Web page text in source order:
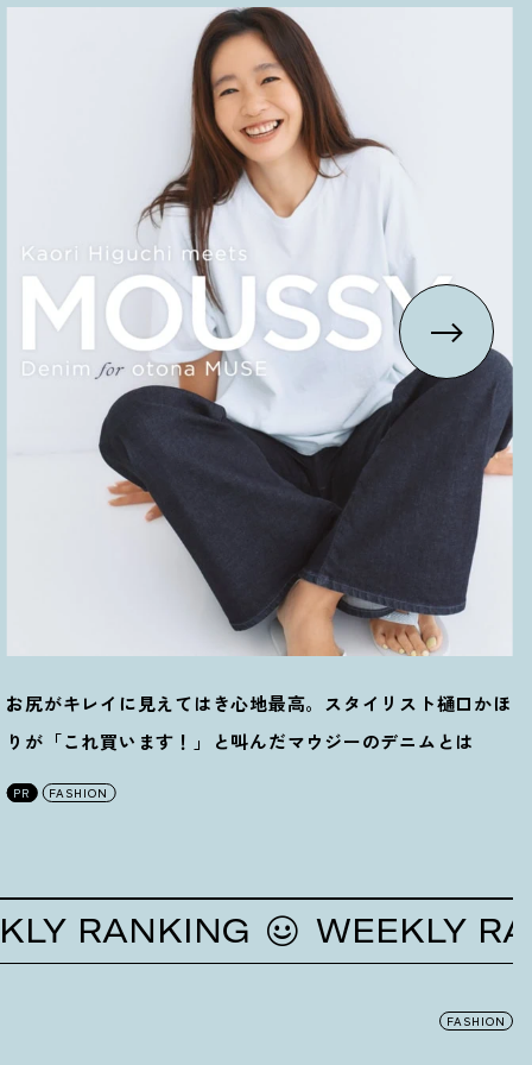
お尻がキレイに見えてはき心地最高。スタイリスト樋口かほ
りが「これ買います ！ 」と叫んだマウジーのデニムとは
PR FASHION
WEEKLY
FASHION